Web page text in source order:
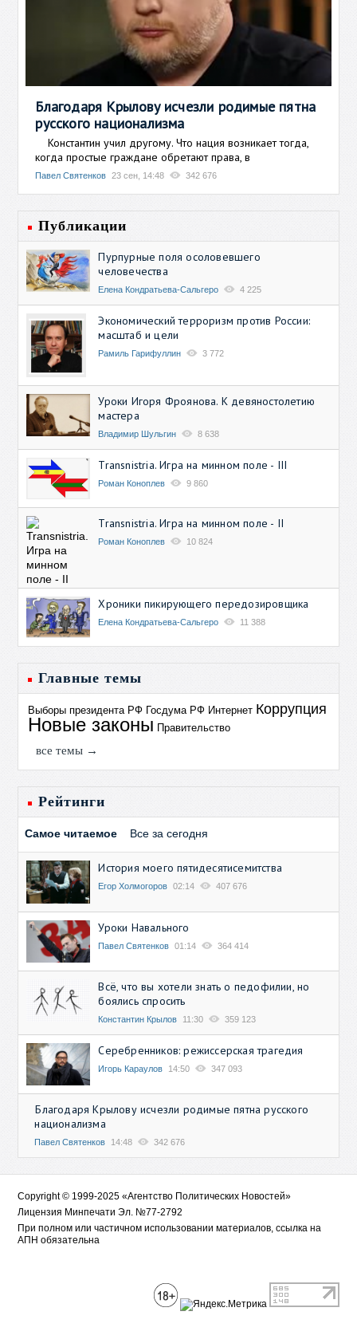
Благодаря Крылову исчезли родимые пятна
русского национализма
Константин учил другому. Что нация возникает тогда,
когда простые граждане обретают права, в
Павел Святенков 23 сен, 14:48 342 676
Публикации
Пурпурные поля осоловевшего
человечества
Елена Кондратьева-Сальгеро 4 225
Экономический терроризм против России:
масштаб и цели
Рамиль Гарифуллин 3 772
Уроки Игоря Фроянова. К девяностолетию
мастера
Владимир Шульгин 8 638
Transnistria. Игра на минном поле - III
Роман Коноплев 9 860
Transnistria. Игра на минном поле - II
Роман Коноплев 10 824
Хроники пикирующего передозировщика
Елена Кондратьева-Сальгеро 11 388
Главные темы
Выборы президента РФ Госдума РФ Интернет Коррупция
Новые законы Правительство
все темы →
Рейтинги
Самое читаемое Все за сегодня
История моего пятидесятисемитства
Егор Холмогоров 02:14 407 676
Уроки Навального
Павел Святенков 01:14 364 414
Всё, что вы хотели знать о педофилии, но
боялись спросить
Константин Крылов 11:30 359 123
Серебренников: режиссерская трагедия
Игорь Караулов 14:50 347 093
Благодаря Крылову исчезли родимые пятна русского
национализма
Павел Святенков 14:48 342 676
Copyright © 1999-2025 «Агентство Политических Новостей»
Лицензия Минпечати Эл. №77-2792
При полном или частичном использовании материалов, ссылка на
АПН обязательна